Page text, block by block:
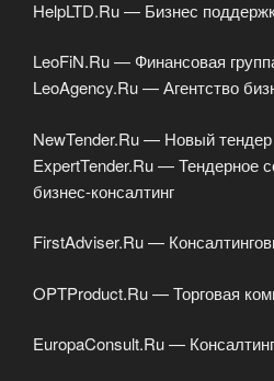
HelpLTD.Ru — Бизнес
LeoFiN.Ru — Финансовая
LeoAgency.Ru — Агентство
NewTender.Ru — Новый
ExpertTender.Ru — Тендерное
бизнес-консалтинг
FirstAdviser.Ru —
OPTProduct.Ru — Торговая
EuropaConsult.Ru —